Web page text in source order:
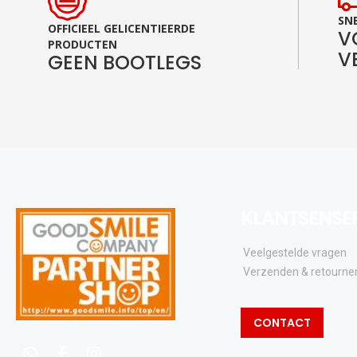
OFFICIEEL GELICENTIEERDE
PRODUCTEN
GEEN BOOTLEGS
Veelgestelde vragen
Verzenden &
CONTACT